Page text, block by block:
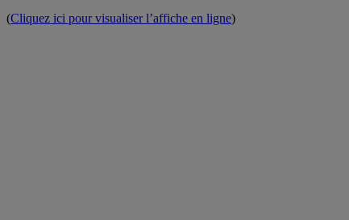
(Cliquez ici pour visualiser l’affiche en ligne)